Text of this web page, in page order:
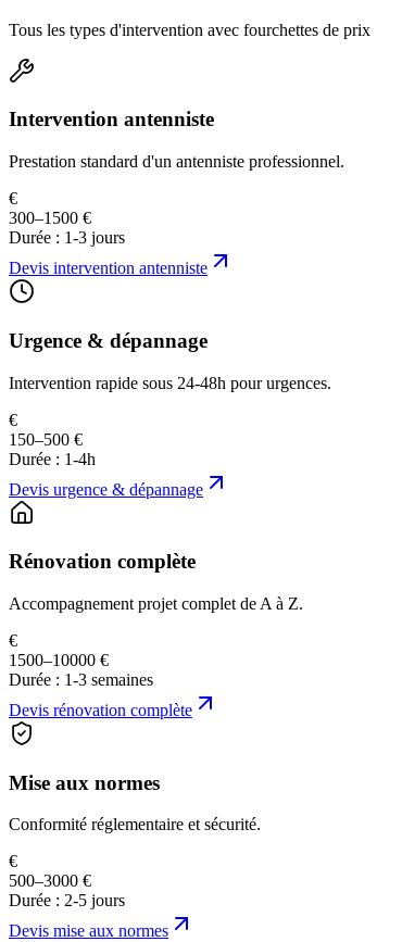
Tous les types d'intervention avec fourchettes de prix
Intervention antenniste
Prestation standard d'un antenniste professionnel.
€
300–1500 €
Durée : 1-3 jours
Devis intervention antenniste
Urgence & dépannage
Intervention rapide sous 24-48h pour urgences.
€
150–500 €
Durée : 1-4h
Devis urgence & dépannage
Rénovation complète
Accompagnement projet complet de A à Z.
€
1500–10000 €
Durée : 1-3 semaines
Devis rénovation complète
Mise aux normes
Conformité réglementaire et sécurité.
€
500–3000 €
Durée : 2-5 jours
Devis mise aux normes